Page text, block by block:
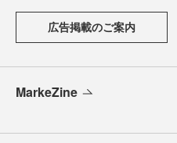
広告掲載のご案内
MarkeZine